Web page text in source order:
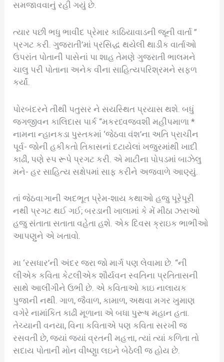
સમજાવવાનું રહી ગયું છે.
ત્યાર પછી ભધુ ભાવીંદ પ્રેમાર કાઠિયાવાડની જૂની વાર્તા ”
પ્રગટ કરી. ગુજરાતી’માં પ્રસિદ્ધ થયેલી થાડીક વાર્તાઓ
ઉપરાંત પોતાની પાસેનાં પા શાહ તેમણે ગુજરાતી ભાલમને
ચાલુ પરી પોતાના અનેક વીના સાહિત્યપરિશ્રમને સફળ
કર્યાં.
પોરબંદરને તીથી પતુસર ને સયસ્થિત પ્રયાસ થશે. બધું
જગજીવન કાલિદાસ પાર્ક “મકરધ્વજવશી મહીપમાળા *
નામના ન્હાનકડા પુસ્તકમાં ‘જેઠવા વંશ’ના અતિ પ્રાચીન
પૂર્વ- જોની હકીકતો તિકાસનાં દટાયેલાં ખજુરમાંથી ખાદી
કાઢી, પણે સ્પ રૂપે પ્રગટ કરી. એ માટીના પોપડમાં બાઝેલુ
મને- હર સાહિત્ય સક્ષેપમાં સાફ કરીને અજવાળે આણ્યું.
તાં જેઠવાઞાની અદભૂત પ્રેમ-શાય કથાઓ હજુ પૂરેપૂરી
નથી પ્રગટ થઈ ગઈ; બરડાની ખાલામાં કે મેં મીઠા ઝરાઓ
હજુ સંતાતા સતાતા વહેતા હશે. એક દિવસ ક્રાઇક ભાભીઓ
આપણુને એ ખતાવો.
મા ‘રસધાર’ની અંદર જરા જો માર્ગ પણ લેવામા છે. “ની
લીએક કવિતા કેટલીએક શૌર્યવન સ્વતિના પ્રતિતાસની
સાથે આલીંગીને ઉભી છે. એ કવિતાઓ કાઇ નાલાયક
પુજાની નથી. ગાળ, જૈવાળ, કામાળ, અથવા મગર ખુમાણ
વગેરે નામાંકિત કાઢી મૂળાના એ બધા પુરૂષ મહાન હતા.
તેચ્યાની વનયા, વિના કવિતાએ પણ કવિતા સરખી જ
રસવતી છે, જ્યાં જ્યાં વ્રતની મહત્તા, ત્યાં ત્યાં કળિતા તો
સદાય પોતાની મોન વીષ્ણુા લઇને બેઠેલી જ હોય છે.